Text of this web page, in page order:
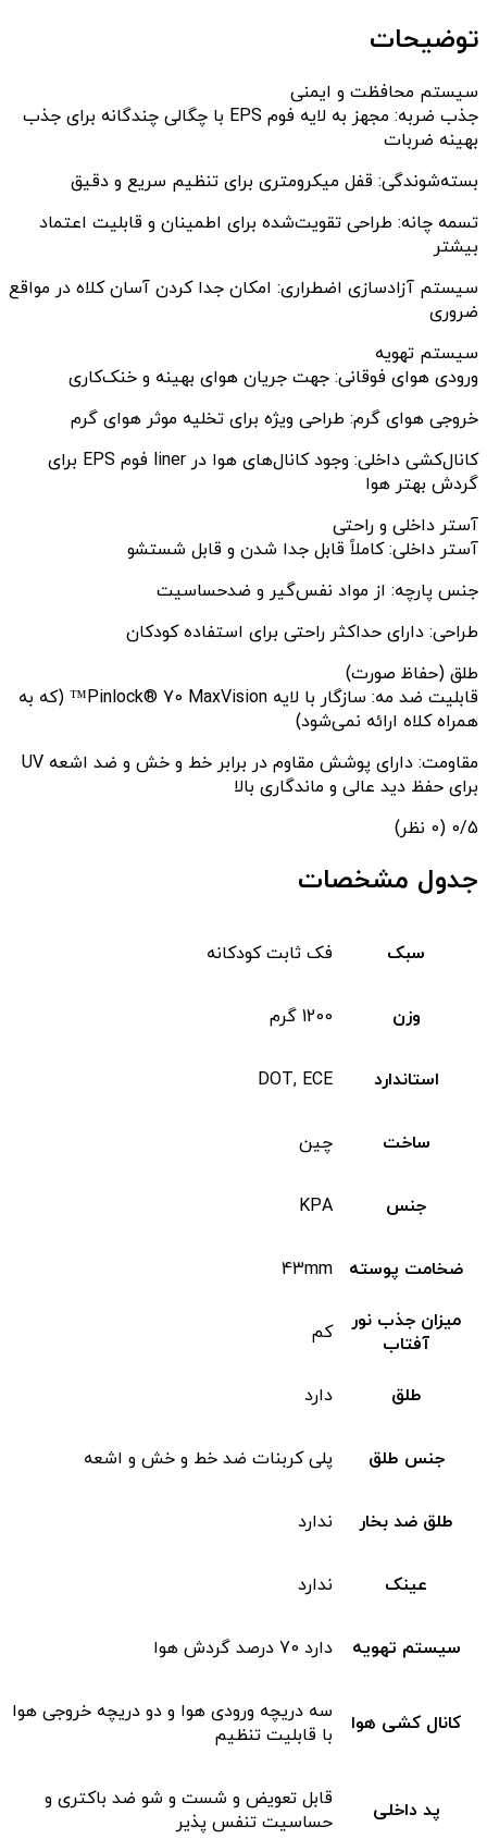
توضیحات
سیستم محافظت و ایمنی
جذب ضربه: مجهز به لایه فوم EPS با چگالی چندگانه برای جذب
بهینه ضربات
بسته‌شوندگی: قفل میکرومتری برای تنظیم سریع و دقیق
تسمه چانه: طراحی تقویت‌شده برای اطمینان و قابلیت اعتماد
بیشتر
سیستم آزادسازی اضطراری: امکان جدا کردن آسان کلاه در مواقع
ضروری
سیستم تهویه
ورودی هوای فوقانی: جهت جریان هوای بهینه و خنک‌کاری
خروجی هوای گرم: طراحی ویژه برای تخلیه موثر هوای گرم
کانال‌کشی داخلی: وجود کانال‌های هوا در liner فوم EPS برای
گردش بهتر هوا
آستر داخلی و راحتی
آستر داخلی: کاملاً قابل جدا شدن و قابل شستشو
جنس پارچه: از مواد نفس‌گیر و ضدحساسیت
طراحی: دارای حداکثر راحتی برای استفاده کودکان
طلق (حفاظ صورت)
قابلیت ضد مه: سازگار با لایه Pinlock® 70 MaxVision™ (که به
همراه کلاه ارائه نمی‌شود)
مقاومت: دارای پوشش مقاوم در برابر خط و خش و ضد اشعه UV
برای حفظ دید عالی و ماندگاری بالا
‫0/5 ‫(0 نظر)
جدول مشخصات
سبک فک ثابت کودکانه
وزن 1200 گرم
استاندارد DOT, ECE
ساخت چین
جنس KPA
ضخامت پوسته 43mm
میزان جذب نور
آفتاب
کم
طلق دارد
جنس طلق پلی کربنات ضد خط و خش و اشعه
طلق ضد بخار ندارد
عینک ندارد
سیستم تهویه دارد 70 درصد گردش هوا
کانال کشی هوا
سه دریچه ورودی هوا و دو دریچه خروجی هوا
با قابلیت تنظیم
پد داخلی
قابل تعویض و شست و شو ضد باکتری و
حساسیت تنفس پذیر